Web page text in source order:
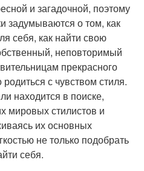
и загадочной, поэтому
задумываются о том, как
себя, как найти свою
неповторимый
прекрасного
с чувством стиля.
находится в поиске,
мировых стилистов и
их основных
не только подобрать
себя.